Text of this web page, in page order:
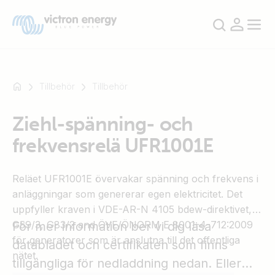
exempel
Multiplus-
SmartShunt
Tillbehör Tillbehör
Ziehl-spänning- och
frekvensrelä UFR1001E
Reläet UFR1001E övervakar spänning och frekvens i
anläggningar som genererar egen elektricitet. Det
uppfyller kraven i VDE-AR-N 4105 bdew-direktivet,
G59/3, G83/2 and ÖVE/ÖNORM E 8001-4-712:2009
för generatorer som är anslutna till det offentliga
nätet.
För mer information ber vi dig läsa
databladet och certifikaten som finns
tillgängliga för nedladdning nedan. Eller